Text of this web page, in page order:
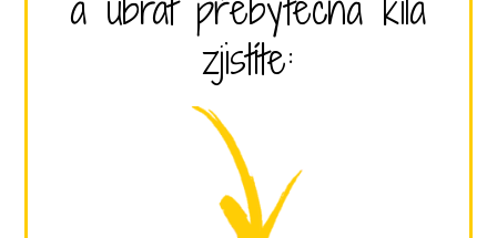
zjistíte: